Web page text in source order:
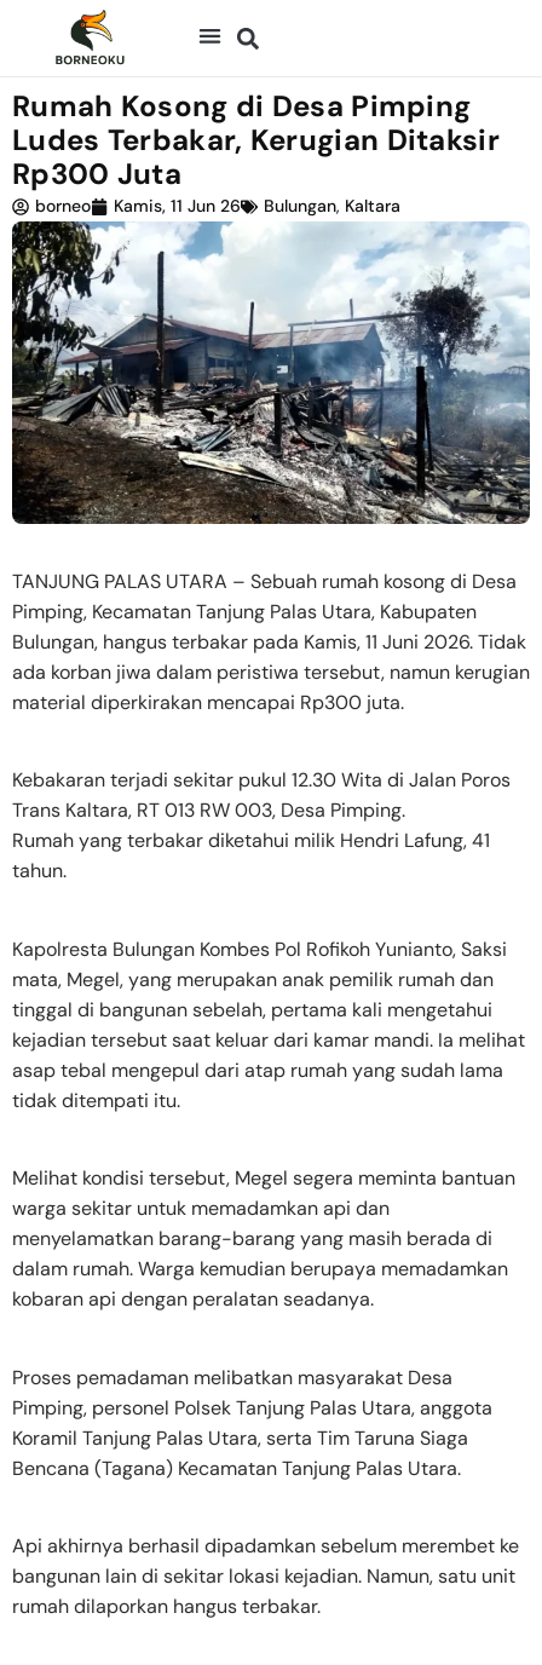
Rumah Kosong di Desa Pimping
Ludes Terbakar, Kerugian Ditaksir
Rp300 Juta
borneo Kamis, 11 Jun 26 Bulungan, Kaltara
TANJUNG PALAS UTARA – Sebuah rumah kosong di Desa
Pimping, Kecamatan Tanjung Palas Utara, Kabupaten
Bulungan, hangus terbakar pada Kamis, 11 Juni 2026. Tidak
ada korban jiwa dalam peristiwa tersebut, namun kerugian
material diperkirakan mencapai Rp300 juta.
Kebakaran terjadi sekitar pukul 12.30 Wita di Jalan Poros
Trans Kaltara, RT 013 RW 003, Desa Pimping.
Rumah yang terbakar diketahui milik Hendri Lafung, 41
tahun.
Kapolresta Bulungan Kombes Pol Rofikoh Yunianto, Saksi
mata, Megel, yang merupakan anak pemilik rumah dan
tinggal di bangunan sebelah, pertama kali mengetahui
kejadian tersebut saat keluar dari kamar mandi. Ia melihat
asap tebal mengepul dari atap rumah yang sudah lama
tidak ditempati itu.
Melihat kondisi tersebut, Megel segera meminta bantuan
warga sekitar untuk memadamkan api dan
menyelamatkan barang-barang yang masih berada di
dalam rumah. Warga kemudian berupaya memadamkan
kobaran api dengan peralatan seadanya.
Proses pemadaman melibatkan masyarakat Desa
Pimping, personel Polsek Tanjung Palas Utara, anggota
Koramil Tanjung Palas Utara, serta Tim Taruna Siaga
Bencana (Tagana) Kecamatan Tanjung Palas Utara.
Api akhirnya berhasil dipadamkan sebelum merembet ke
bangunan lain di sekitar lokasi kejadian. Namun, satu unit
rumah dilaporkan hangus terbakar.